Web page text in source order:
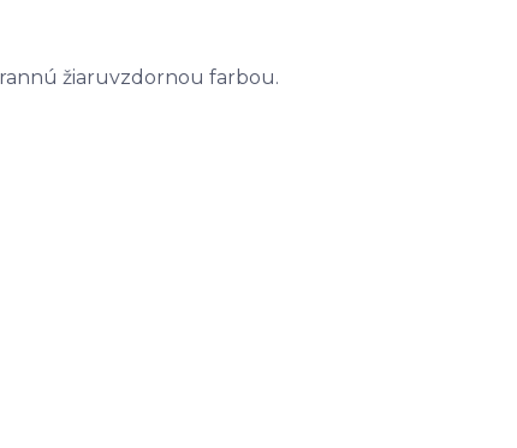
žiaruvzdornou farbou.